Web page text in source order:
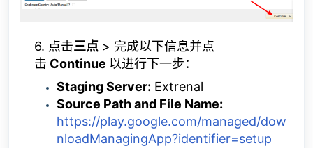
6. 点击三点 > 完成以下信息并点
击 Continue 以进行下一步：
Staging Server: Extrenal
Source Path and File Name:
https://play.google.com/managed/dow
nloadManagingApp?identifier=setup